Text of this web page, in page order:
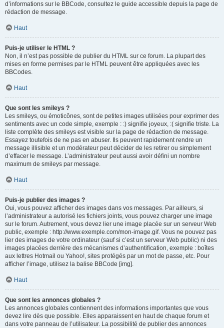
d’informations sur le BBCode, consultez le guide accessible depuis la page de
rédaction de message.
Haut
Puis-je utiliser le HTML ?
Non, il n’est pas possible de publier du HTML sur ce forum. La plupart des
mises en forme permises par le HTML peuvent être appliquées avec les
BBCodes.
Haut
Que sont les smileys ?
Les smileys, ou émoticônes, sont de petites images utilisées pour exprimer des
sentiments avec un code simple, exemple : :) signifie joyeux, :( signifie triste. La
liste complète des smileys est visible sur la page de rédaction de message.
Essayez toutefois de ne pas en abuser. Ils peuvent rapidement rendre un
message illisible et un modérateur peut décider de les retirer ou simplement
d’effacer le message. L’administrateur peut aussi avoir défini un nombre
maximum de smileys par message.
Haut
Puis-je publier des images ?
Oui, vous pouvez afficher des images dans vos messages. Par ailleurs, si
l’administrateur a autorisé les fichiers joints, vous pouvez charger une image
sur le forum. Autrement, vous devez lier une image placée sur un serveur Web
public, exemple : http://www.exemple.com/mon-image.gif. Vous ne pouvez pas
lier des images de votre ordinateur (sauf si c’est un serveur Web public) ni des
images placées derrière des mécanismes d’authentification, exemple : boîtes
aux lettres Hotmail ou Yahoo!, sites protégés par un mot de passe, etc. Pour
afficher l’image, utilisez la balise BBCode [img].
Haut
Que sont les annonces globales ?
Les annonces globales contiennent des informations importantes que vous
devez lire dès que possible. Elles apparaissent en haut de chaque forum et
dans votre panneau de l’utilisateur. La possibilité de publier des annonces